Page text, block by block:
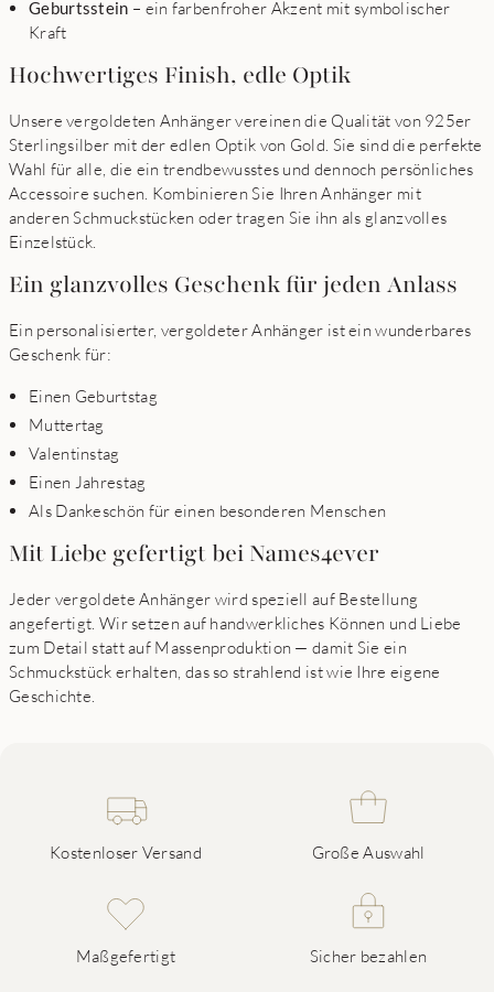
Geburtsstein – ein farbenfroher Akzent mit symbolischer
Kraft
Hochwertiges Finish, edle Optik
Unsere vergoldeten Anhänger vereinen die Qualität von 925er
Sterlingsilber mit der edlen Optik von Gold. Sie sind die perfekte
Wahl für alle, die ein trendbewusstes und dennoch persönliches
Accessoire suchen. Kombinieren Sie Ihren Anhänger mit
anderen Schmuckstücken oder tragen Sie ihn als glanzvolles
Einzelstück.
Ein glanzvolles Geschenk für jeden Anlass
Ein personalisierter, vergoldeter Anhänger ist ein wunderbares
Geschenk für:
Einen Geburtstag
Muttertag
Valentinstag
Einen Jahrestag
Als Dankeschön für einen besonderen Menschen
Mit Liebe gefertigt bei Names4ever
Jeder vergoldete Anhänger wird speziell auf Bestellung
angefertigt. Wir setzen auf handwerkliches Können und Liebe
zum Detail statt auf Massenproduktion — damit Sie ein
Schmuckstück erhalten, das so strahlend ist wie Ihre eigene
Geschichte.
Kostenloser Versand Große Auswahl
Maßgefertigt Sicher bezahlen